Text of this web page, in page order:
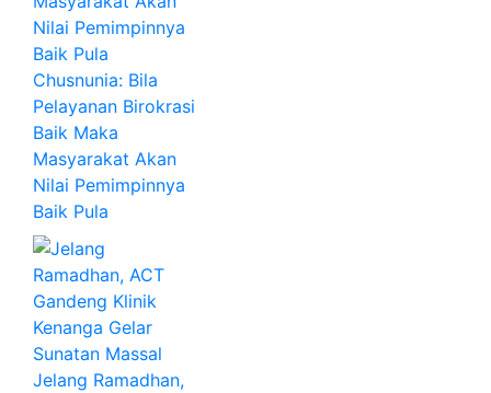
Chusnunia: Bila
Pelayanan Birokrasi
Baik Maka
Masyarakat Akan
Nilai Pemimpinnya
Baik Pula
Jelang Ramadhan,